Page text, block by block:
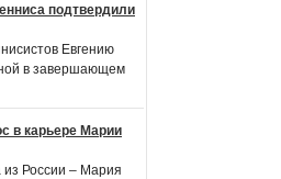
подтвердили
Евгению
в завершающем
в карьере Марии
из России – Мария